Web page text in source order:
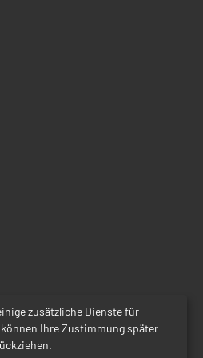
zusätzliche Dienste für
Ihre Zustimmung später